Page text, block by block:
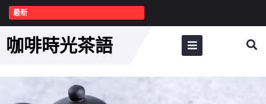
最新
咖啡時光茶語